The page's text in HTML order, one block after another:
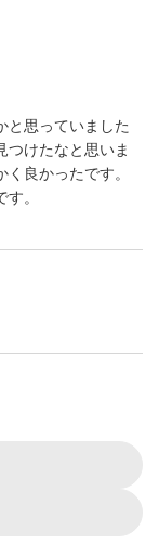
と思っていました
つけたなと思いま
良かったです。
。